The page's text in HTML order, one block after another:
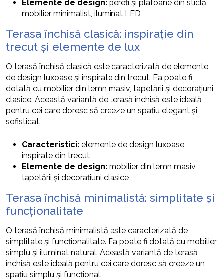
Elemente de design: pereți și plafoane din sticlă,
mobilier minimalist, iluminat LED
Terasa închisă clasică: inspirație din
trecut și elemente de lux
O terasă închisă clasică este caracterizată de elemente
de design luxoase și inspirate din trecut. Ea poate fi
dotată cu mobilier din lemn masiv, tapetării și decorațiuni
clasice. Această variantă de terasă închisă este ideală
pentru cei care doresc să creeze un spațiu elegant și
sofisticat.
Caracteristici: elemente de design luxoase,
inspirate din trecut
Elemente de design: mobilier din lemn masiv,
tapetării și decorațiuni clasice
Terasa închisă minimalistă: simplitate și
funcționalitate
O terasă închisă minimalistă este caracterizată de
simplitate și funcționalitate. Ea poate fi dotată cu mobilier
simplu și iluminat natural. Această variantă de terasă
închisă este ideală pentru cei care doresc să creeze un
spațiu simplu și funcțional.